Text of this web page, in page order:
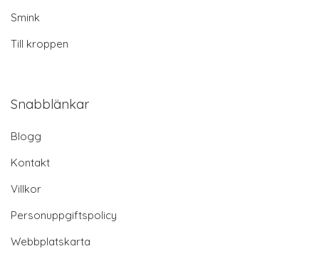
Smink
Till kroppen
Snabblänkar
Blogg
Kontakt
Villkor
Personuppgiftspolicy
Webbplatskarta